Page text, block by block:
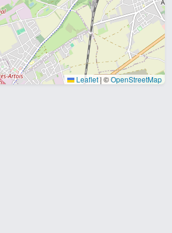
Leaflet| ©OpenStreetMap